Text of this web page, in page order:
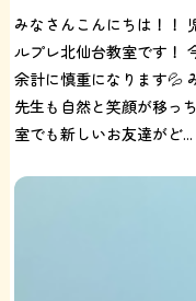
みなさんこんにちは！！
ルプレ北仙台教室です！
余計に慎重になります💦
先生も自然と笑顔が移っ
室でも新しいお友達がど...